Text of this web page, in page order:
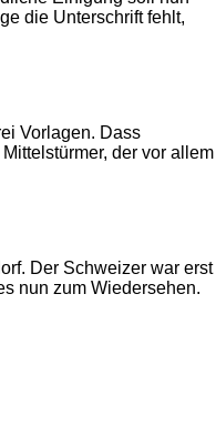
die Unterschrift fehlt,
Vorlagen. Dass
der vor allem
Der Schweizer war erst
nun zum Wiedersehen.